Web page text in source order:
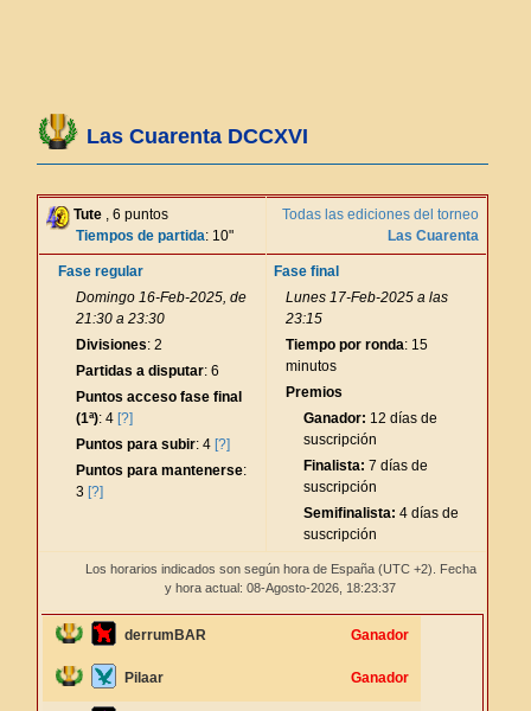
Las Cuarenta DCCXVI
Tute , 6 puntos
Tiempos de partida: 10"
Todas las ediciones del torneo
Las Cuarenta
Fase regular
Domingo 16-Feb-2025, de
21:30 a 23:30
Divisiones: 2
Partidas a disputar: 6
Puntos acceso fase final
(1ª): 4 [?]
Puntos para subir: 4 [?]
Puntos para mantenerse:
3 [?]
Fase final
Lunes 17-Feb-2025 a las
23:15
Tiempo por ronda: 15
minutos
Premios
Ganador: 12 días de
suscripción
Finalista: 7 días de
suscripción
Semifinalista: 4 días de
suscripción
Los horarios indicados son según hora de España (UTC +2). Fecha
y hora actual: 08-Agosto-2026, 18:23:37
derrumBAR Ganador
Pilaar Ganador